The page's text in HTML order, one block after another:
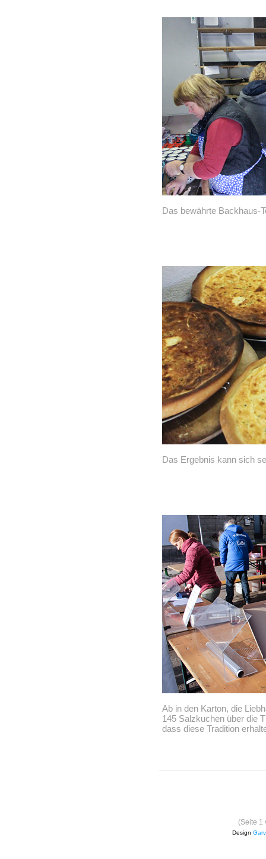
Das bewährte Backhaus-
Das Ergebnis kann sich
Ab in den Karton, die
145 Salzkuchen über die
dass diese Tradition
(Seite 1
Design